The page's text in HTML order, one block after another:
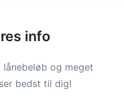
info
lånebeløb og meget
bedst til dig!